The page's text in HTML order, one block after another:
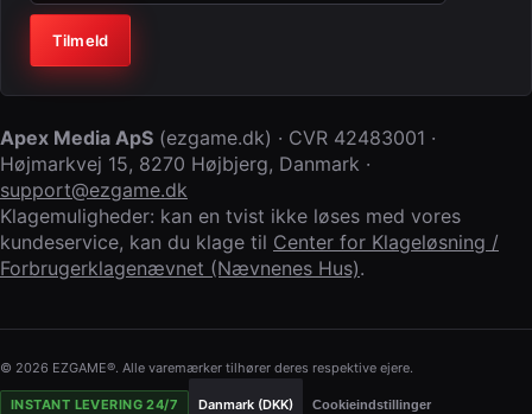
Virksomhed (lad feltet stå tomt)
Tilmeld
Apex Media ApS (ezgame.dk) · CVR 42483001 ·
Højmarkvej 15, 8270 Højbjerg, Danmark ·
support@ezgame.dk
Klagemuligheder: kan en tvist ikke løses med vores
kundeservice, kan du klage til Center for Klageløsning /
Forbrugerklagenævnet (Nævnenes Hus).
© 2026 EZGAME®. Alle varemærker tilhører deres respektive ejere.
INSTANT LEVERING 24/7 Danmark (DKK) Cookieindstillinger